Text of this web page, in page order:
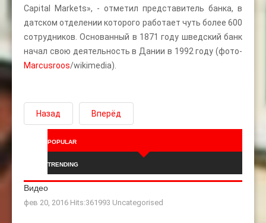
Capital Markets», - отметил представитель банка, в
датском отделении которого работает чуть более 600
сотрудников. Основанный в 1871 году шведский банк
начал свою деятельность в Дании в 1992 году (фото-
Marcusroos/wikimedia).
Назад Вперёд
POPULAR
TRENDING
Видео
фев 20, 2016 Hits:361993 Uncategorised